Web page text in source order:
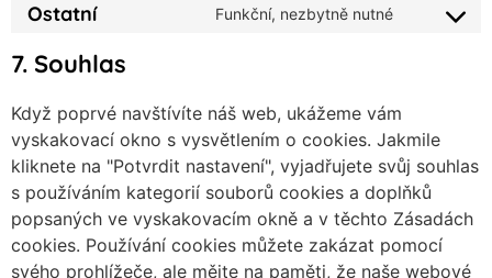
Ostatní Funkční, nezbytně nutné
7. Souhlas
Když poprvé navštívíte náš web, ukážeme vám
vyskakovací okno s vysvětlením o cookies. Jakmile
kliknete na "Potvrdit nastavení", vyjadřujete svůj souhlas
s používáním kategorií souborů cookies a doplňků
popsaných ve vyskakovacím okně a v těchto Zásadách
cookies. Používání cookies můžete zakázat pomocí
svého prohlížeče, ale mějte na paměti, že naše webové